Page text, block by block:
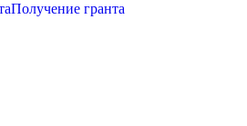
Получение гранта